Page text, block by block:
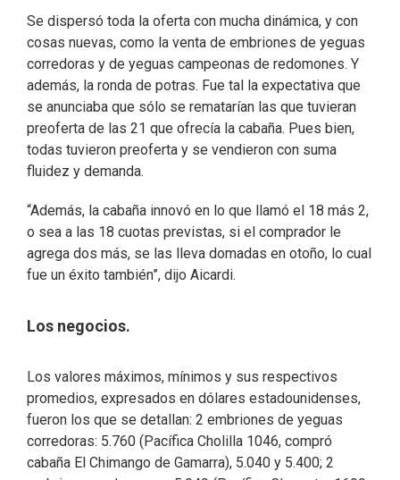
Se dispersó toda la oferta con mucha dinámica, y con
cosas nuevas, como la venta de embriones de yeguas
corredoras y de yeguas campeonas de redomones. Y
además, la ronda de potras. Fue tal la expectativa que
se anunciaba que sólo se rematarían las que tuvieran
preoferta de las 21 que ofrecía la cabaña. Pues bien,
todas tuvieron preoferta y se vendieron con suma
fluidez y demanda.
“Además, la cabaña innovó en lo que llamó el 18 más 2,
o sea a las 18 cuotas previstas, si el comprador le
agrega dos más, se las lleva domadas en otoño, lo cual
fue un éxito también”, dijo Aicardi.
Los negocios.
Los valores máximos, mínimos y sus respectivos
promedios, expresados en dólares estadounidenses,
fueron los que se detallan: 2 embriones de yeguas
corredoras: 5.760 (Pacífica Cholilla 1046, compró
cabaña El Chimango de Gamarra), 5.040 y 5.400; 2